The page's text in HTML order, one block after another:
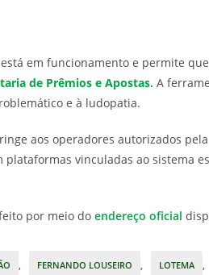
em funcionamento e permite
de Prêmios e Apostas. A
e à ludopatia.
aos operadores autorizados
vinculadas ao sistema
por meio do endereço oficial
, FERNANDO LOUSEIRO , LOTEMA ,